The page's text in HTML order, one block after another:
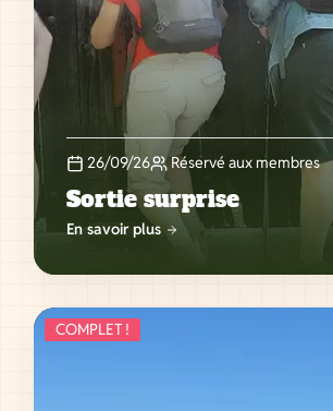
26/09/26 Réservé aux membres
Sortie surprise
En savoir plus
COMPLET !